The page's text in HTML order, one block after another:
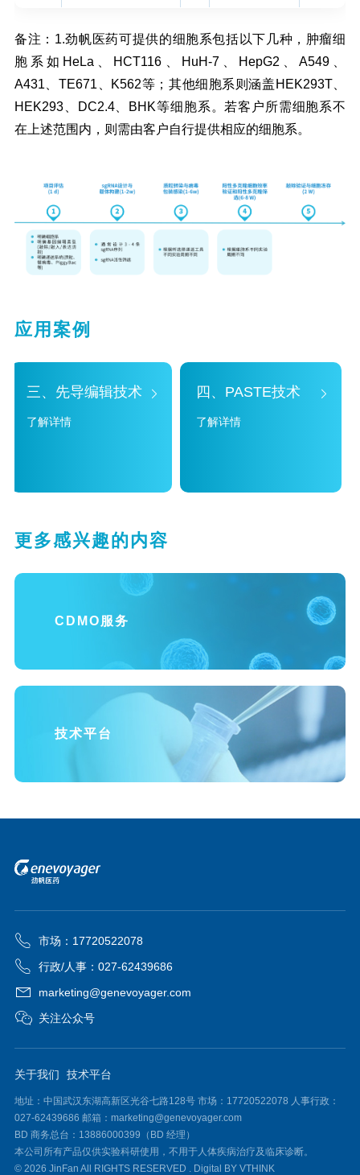
备注：1.劲帆医药可提供的细胞系包括以下几种，肿瘤细
胞系如HeLa、HCT116、HuH-7、HepG2、A549、
A431、TE671、K562等；其他细胞系则涵盖HEK293T、
HEK293、DC2.4、BHK等细胞系。若客户所需细胞系不
在上述范围内，则需由客户自行提供相应的细胞系。
应用案例
三、先导编辑技术
了解详情
四、PASTE技术
了解详情
更多感兴趣的内容
CDMO服务
技术平台
市场：17720522078
行政/人事：027-62439686
marketing@genevoyager.com
关注公众号
关于我们 技术平台
地址：中国武汉东湖高新区光谷七路128号 市场：17720522078 人事行政：
027-62439686 邮箱：marketing@genevoyager.com
BD 商务总台：13886000399（BD 经理）
本公司所有产品仅供实验科研使用，不用于人体疾病治疗及临床诊断。
© 2026 JinFan All RIGHTS RESERVED . Digital BY VTHINK